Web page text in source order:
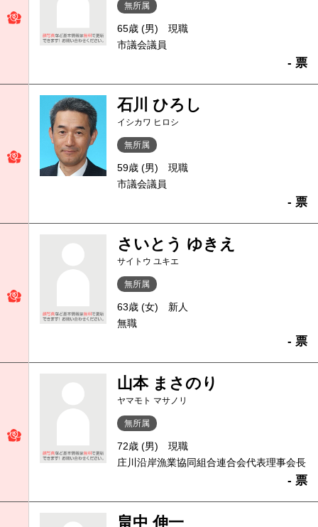
無所属
65歳 (男)
現職
市議会議員
- 票
石川 ひろし
イシカワ ヒロシ
無所属
59歳 (男)
現職
市議会議員
- 票
さいとう ゆきえ
サイトウ ユキエ
無所属
63歳 (女)
新人
無職
- 票
山本 まさのり
ヤマモト マサノリ
無所属
72歳 (男)
現職
庄川沿岸漁業協同組合連合会代表理事会長
- 票
畠中 伸一